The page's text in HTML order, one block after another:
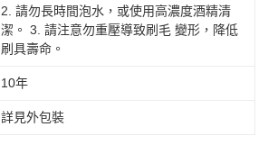
2. 請勿長時間泡水，或使用高濃度酒精清
潔。 3. 請注意勿重壓導致刷毛 變形，降低
刷具壽命。
10年
詳見外包裝